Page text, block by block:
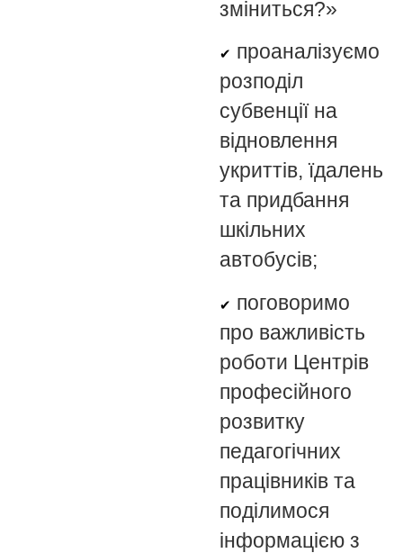
зміниться?»
✔ проаналізуємо
розподіл
субвенції на
відновлення
укриттів, їдалень
та придбання
шкільних
автобусів;
✔ поговоримо
про важливість
роботи Центрів
професійного
розвитку
педагогічних
працівників та
поділимося
інформацією з